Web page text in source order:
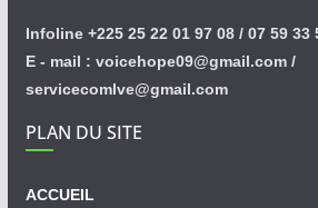
Infoline +225 25 22 01 97 08 / 07 59 33
E - mail : voicehope09@gmail.com /
servicecomlve@gmail.com
PLAN DU SITE
ACCUEIL